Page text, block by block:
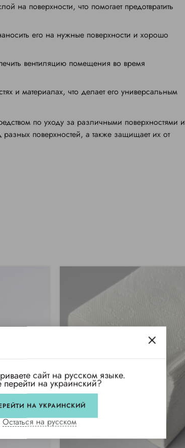
на поверхности, что помогает предотвратить
его на нужные поверхности и хорошо
вентиляцию помещения во время
и материалах, что делает его универсальным
по уходу за различными поверхностями и
поверхностей, а также защищает их от
сайт на русском языке.
перейти на украинский?
НА УКРАИНСКИЙ
Остаться на русском